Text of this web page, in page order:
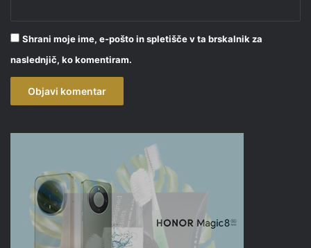
Shrani moje ime, e-pošto in spletišče v ta brskalnik za
naslednjič, ko komentiram.